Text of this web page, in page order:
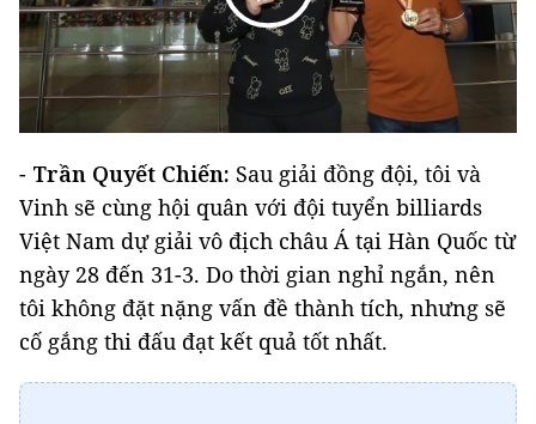
- Trần Quyết Chiến: Sau giải đồng đội, tôi và
Vinh sẽ cùng hội quân với đội tuyển billiards
Việt Nam dự giải vô địch châu Á tại Hàn Quốc từ
ngày 28 đến 31-3. Do thời gian nghỉ ngắn, nên
tôi không đặt nặng vấn đề thành tích, nhưng sẽ
cố gắng thi đấu đạt kết quả tốt nhất.